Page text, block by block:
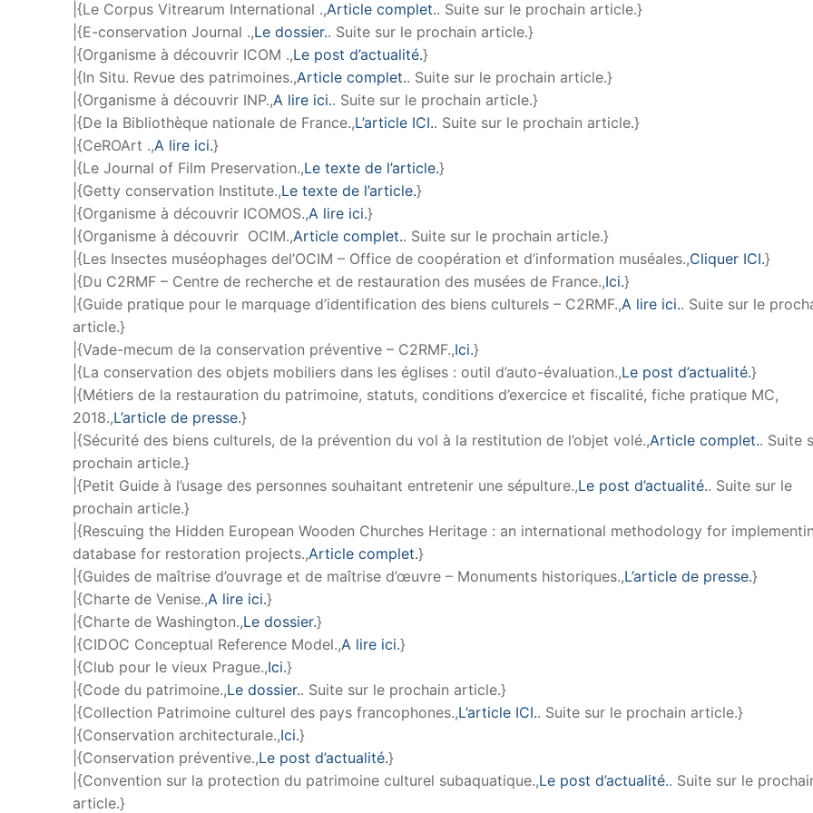
|{Le Corpus Vitrearum International .,Article complet.. Suite sur le prochain article.}
|{E-conservation Journal .,Le dossier.. Suite sur le prochain article.}
|{Organisme à découvrir ICOM .,Le post d’actualité.}
|{In Situ. Revue des patrimoines.,Article complet.. Suite sur le prochain article.}
|{Organisme à découvrir INP.,A lire ici.. Suite sur le prochain article.}
|{De la Bibliothèque nationale de France.,L’article ICI.. Suite sur le prochain article.}
|{CeROArt .,A lire ici.}
|{Le Journal of Film Preservation.,Le texte de l’article.}
|{Getty conservation Institute.,Le texte de l’article.}
|{Organisme à découvrir ICOMOS.,A lire ici.}
|{Organisme à découvrir OCIM.,Article complet.. Suite sur le prochain article.}
|{Les Insectes muséophages del’OCIM – Office de coopération et d’information muséales.,Cliquer ICI.}
|{Du C2RMF – Centre de recherche et de restauration des musées de France.,Ici.}
|{Guide pratique pour le marquage d’identification des biens culturels – C2RMF.,A lire ici.. Suite sur le
article.}
|{Vade-mecum de la conservation préventive – C2RMF.,Ici.}
|{La conservation des objets mobiliers dans les églises : outil d’auto-évaluation.,Le post d’actualité.}
|{Métiers de la restauration du patrimoine, statuts, conditions d’exercice et fiscalité, fiche pratique MC,
2018.,L’article de presse.}
|{Sécurité des biens culturels, de la prévention du vol à la restitution de l’objet volé.,Article complet.. Suite
prochain article.}
|{Petit Guide à l’usage des personnes souhaitant entretenir une sépulture.,Le post d’actualité.. Suite sur le
prochain article.}
|{Rescuing the Hidden European Wooden Churches Heritage : an international methodology for
database for restoration projects.,Article complet.}
|{Guides de maîtrise d’ouvrage et de maîtrise d’œuvre – Monuments historiques.,L’article de presse.}
|{Charte de Venise.,A lire ici.}
|{Charte de Washington.,Le dossier.}
|{CIDOC Conceptual Reference Model.,A lire ici.}
|{Club pour le vieux Prague.,Ici.}
|{Code du patrimoine.,Le dossier.. Suite sur le prochain article.}
|{Collection Patrimoine culturel des pays francophones.,L’article ICI.. Suite sur le prochain article.}
|{Conservation architecturale.,Ici.}
|{Conservation préventive.,Le post d’actualité.}
|{Convention sur la protection du patrimoine culturel subaquatique.,Le post d’actualité.. Suite sur le
article.}